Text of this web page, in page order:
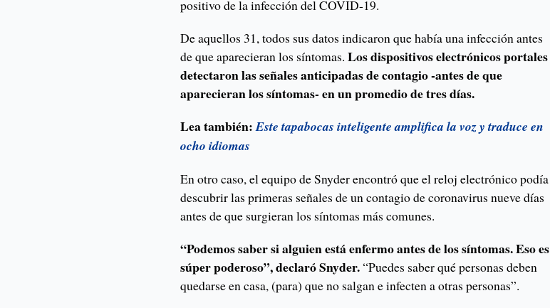
positivo de la infección del COVID-19.
De aquellos 31, todos sus datos indicaron que había una infección antes
de que aparecieran los síntomas.Los dispositivos electrónicos portales
detectaron las señales anticipadas de contagio -antes de que
aparecieran los síntomas- en un promedio de tres días.
Lea también:Este tapabocas inteligente amplifica la voz y traduce en
ocho idiomas
En otro caso, el equipo de Snyder encontró que el reloj electrónico podía
descubrir las primeras señales de un contagio de coronavirus nueve días
antes de que surgieran los síntomas más comunes.
“Podemos saber si alguien está enfermo antes de los síntomas. Eso es
súper poderoso”, declaró Snyder.“Puedes saber qué personas deben
quedarse en casa, (para) que no salgan e infecten a otras personas”.